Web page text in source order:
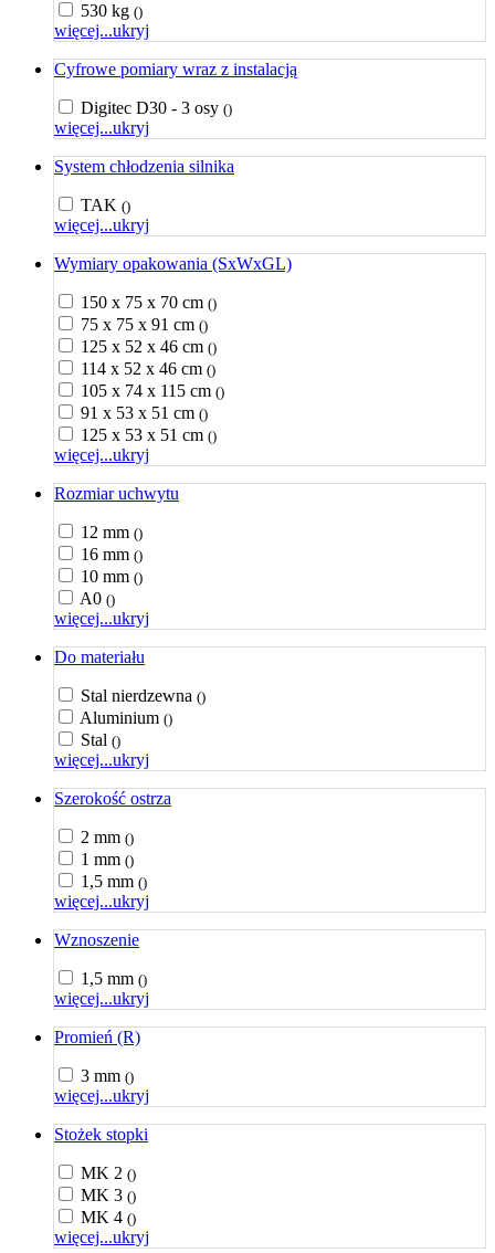
530 kg ()
więcej...ukryj
Cyfrowe pomiary wraz z instalacją
Digitec D30 - 3 osy ()
więcej...ukryj
System chłodzenia silnika
TAK ()
więcej...ukryj
Wymiary opakowania (SxWxGL)
150 x 75 x 70 cm ()
75 x 75 x 91 cm ()
125 x 52 x 46 cm ()
114 x 52 x 46 cm ()
105 x 74 x 115 cm ()
91 x 53 x 51 cm ()
125 x 53 x 51 cm ()
więcej...ukryj
Rozmiar uchwytu
12 mm ()
16 mm ()
10 mm ()
A0 ()
więcej...ukryj
Do materiału
Stal nierdzewna ()
Aluminium ()
Stal ()
więcej...ukryj
Szerokość ostrza
2 mm ()
1 mm ()
1,5 mm ()
więcej...ukryj
Wznoszenie
1,5 mm ()
więcej...ukryj
Promień (R)
3 mm ()
więcej...ukryj
Stożek stopki
MK 2 ()
MK 3 ()
MK 4 ()
więcej...ukryj